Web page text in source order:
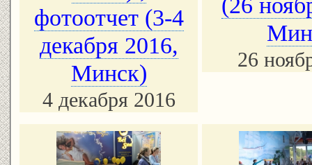
фотоотчет (3-4
декабря 2016,
Минск)
4 декабря 2016
(26
26